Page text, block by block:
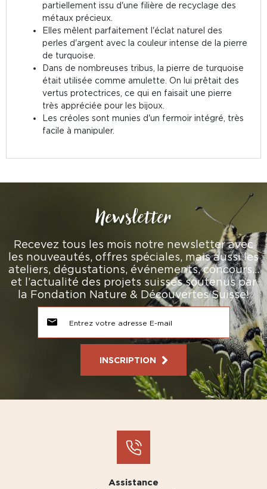
partiellement issu d'une filière de recyclage des
métaux précieux.
Elles mêlent parfaitement l'éclat naturel des
perles d'argent avec la couleur intense de la pierre
de turquoise.
Dans de nombreuses tribus, la pierre de turquoise
était utilisée comme amulette. On lui prêtait des
vertus protectrices, ce qui en faisait une pierre
très appréciée pour les bijoux.
Les créoles sont munies d'un fermoir intégré, très
facile à manipuler.
Newsletter
Recevez tous les mois notre newsletter avec
les nouveautés, offres spéciales, mais aussi les
ateliers, dégustations, événements, concours…
et l’actualité des projets suisses soutenus par
la Fondation Nature & Découvertes Suisse!
INSCRIPTION
Assistance